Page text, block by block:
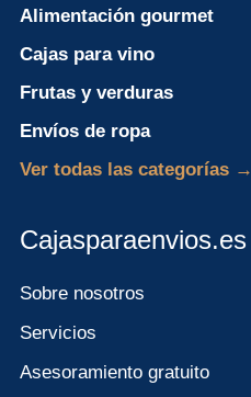
Alimentación gourmet
Cajas para vino
Frutas y verduras
Envíos de ropa
Ver todas las categorías →
Cajasparaenvios.es
Sobre nosotros
Servicios
Asesoramiento gratuito